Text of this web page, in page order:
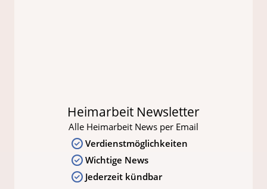
Heimarbeit Newsletter
Alle Heimarbeit News per Email
Verdienstmöglichkeiten
Wichtige News
Jederzeit kündbar